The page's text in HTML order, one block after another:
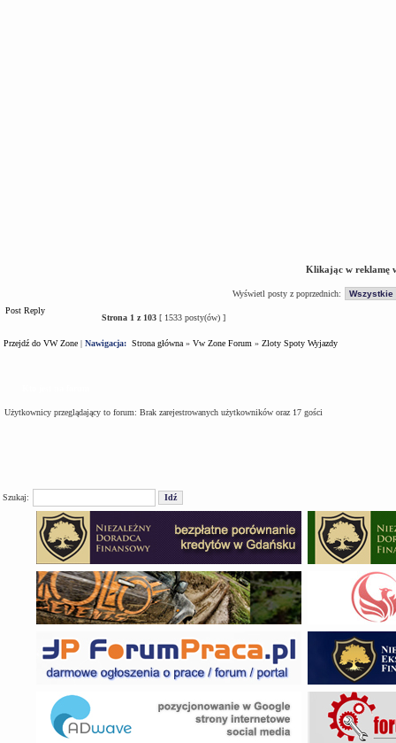
Klikając w reklamę
Wyświetl posty z poprzednich:
Post Reply
Strona 1 z 103 [ 1533 posty(ów) ]
Przejdź do VW Zone | Nawigacja: Strona główna » Vw Zone Forum » Zloty Spoty Wyjazdy
Użytkownicy przeglądający to forum: Brak zarejestrowanych użytkowników oraz 17 gości
Szukaj: